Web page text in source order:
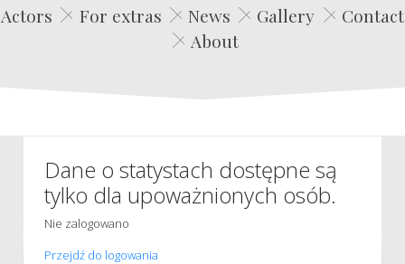
Edwin Film Agencja Aktorska
Actors For extras News Gallery
Contact
About
Dane o statystach dostępne są
tylko dla upoważnionych osób.
Nie zalogowano
Przejdź do logowania